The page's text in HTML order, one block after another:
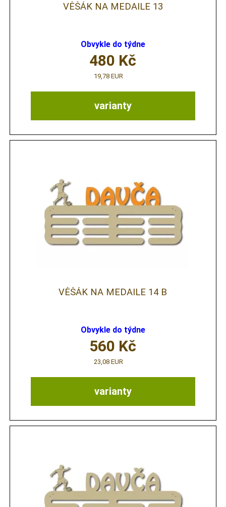
VĚŠÁK NA MEDAILE 13
Obvykle do týdne
varianty
480 Kč
19,78 EUR
VĚŠÁK NA MEDAILE 14 B
Obvykle do týdne
varianty
560 Kč
23,08 EUR